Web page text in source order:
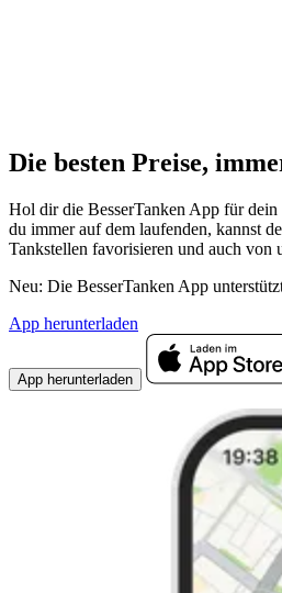
Die besten Preise,
Hol dir die BesserTanken App für
du immer auf dem laufenden, kannst
Tankstellen favorisieren und auch von
Neu: Die BesserTanken App
App herunterladen
App herunterladen